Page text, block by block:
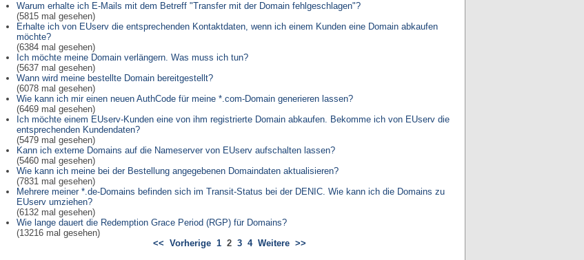
Warum erhalte ich E-Mails mit dem Betreff "Transfer mit der Domain fehlgeschlagen"?
(5815 mal gesehen)
Erhalte ich von EUserv die entsprechenden Kontaktdaten, wenn ich einem Kunden eine Domain abkaufen
möchte?
(6384 mal gesehen)
Ich möchte meine Domain verlängern. Was muss ich tun?
(5637 mal gesehen)
Wann wird meine bestellte Domain bereitgestellt?
(6078 mal gesehen)
Wie kann ich mir einen neuen AuthCode für meine *.com-Domain generieren lassen?
(6469 mal gesehen)
Ich möchte einem EUserv-Kunden eine von ihm registrierte Domain abkaufen. Bekomme ich von EUserv die
entsprechenden Kundendaten?
(5479 mal gesehen)
Kann ich externe Domains auf die Nameserver von EUserv aufschalten lassen?
(5460 mal gesehen)
Wie kann ich meine bei der Bestellung angegebenen Domaindaten aktualisieren?
(7831 mal gesehen)
Mehrere meiner *.de-Domains befinden sich im Transit-Status bei der DENIC. Wie kann ich die Domains zu
EUserv umziehen?
(6132 mal gesehen)
Wie lange dauert die Redemption Grace Period (RGP) für Domains?
(13216 mal gesehen)
<< Vorherige 1 2 3 4 Weitere >>